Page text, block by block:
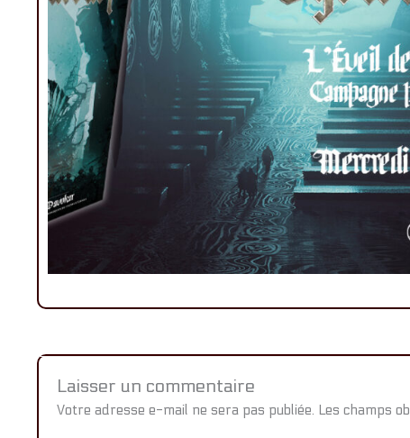
Laisser un commentaire
Votre adresse e-mail ne sera pas publiée. Les champs